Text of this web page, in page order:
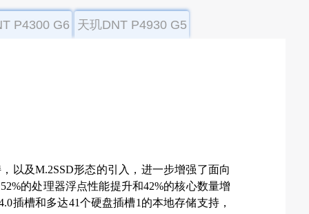
P4300 G6
天玑DNT P4930 G5
以及M.2SSD形态的引入，进一步增强了面向
的处理器浮点性能提升和42%的核心数量增
插槽和多达41个硬盘插槽1的本地存储支持，